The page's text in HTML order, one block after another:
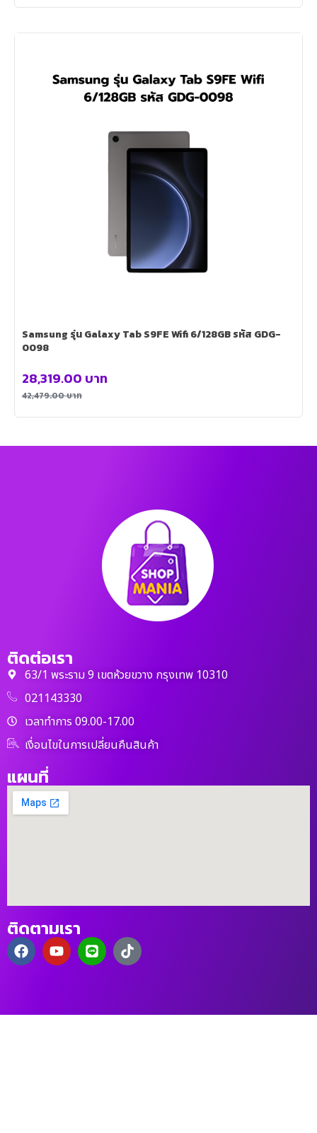
Samsung รุ่น Galaxy Tab S9FE Wifi 6/128GB รหัส GDG-
0098
42,479.00บาท
28,319.00 บาท
ติดต่อเรา
63/1 พระราม 9 เขตห้วยขวาง กรุงเทพ 10310
021143330
เวลาทำการ 09.00-17.00
เงื่อนไขในการเปลี่ยนคืนสินค้า
แผนที่
ติดตามเรา